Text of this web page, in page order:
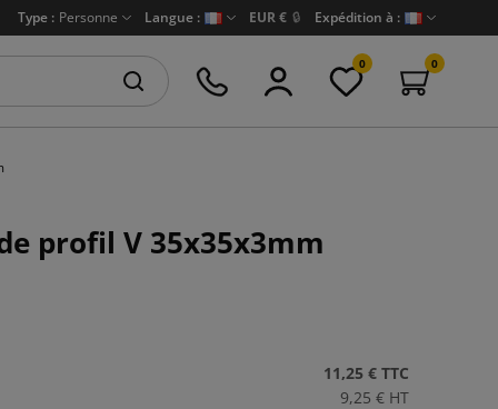
Type : Personne Langue : EUR € 🔒 Expédition à :
0 0
profil V 35x35x3mm
11,25 € TTC
9,25 € HT